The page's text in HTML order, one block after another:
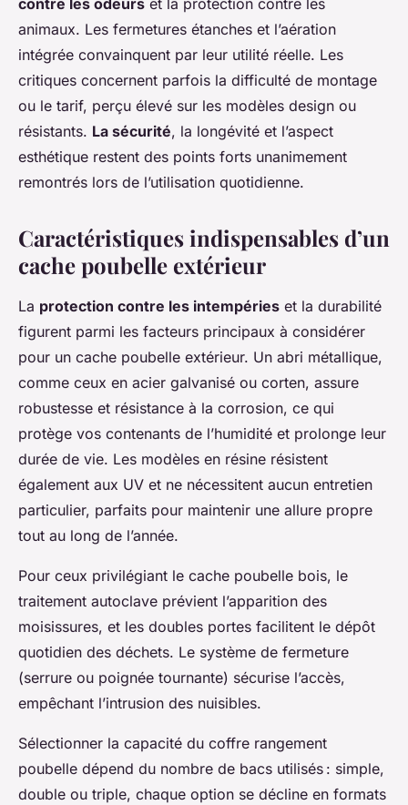
contre les odeurs et la protection contre les
animaux. Les fermetures étanches et l’aération
intégrée convainquent par leur utilité réelle. Les
critiques concernent parfois la difficulté de montage
ou le tarif, perçu élevé sur les modèles design ou
résistants. La sécurité, la longévité et l’aspect
esthétique restent des points forts unanimement
remontrés lors de l’utilisation quotidienne.
Caractéristiques indispensables d’un
cache poubelle extérieur
La protection contre les intempéries et la durabilité
figurent parmi les facteurs principaux à considérer
pour un cache poubelle extérieur. Un abri métallique,
comme ceux en acier galvanisé ou corten, assure
robustesse et résistance à la corrosion, ce qui
protège vos contenants de l’humidité et prolonge leur
durée de vie. Les modèles en résine résistent
également aux UV et ne nécessitent aucun entretien
particulier, parfaits pour maintenir une allure propre
tout au long de l’année.
Pour ceux privilégiant le cache poubelle bois, le
traitement autoclave prévient l’apparition des
moisissures, et les doubles portes facilitent le dépôt
quotidien des déchets. Le système de fermeture
(serrure ou poignée tournante) sécurise l’accès,
empêchant l’intrusion des nuisibles.
Sélectionner la capacité du coffre rangement
poubelle dépend du nombre de bacs utilisés : simple,
double ou triple, chaque option se décline en formats